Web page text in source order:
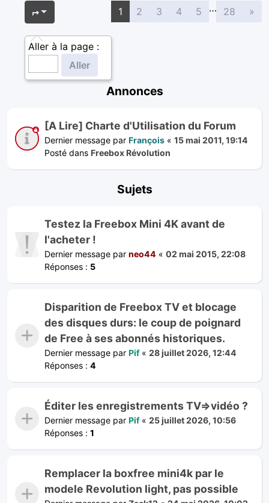
Page
Aller à la page :
1 2 3 4 5 … 28 »
Annonces
[A Lire] Charte d'Utilisation du Forum
Dernier message par François « 15 mai 2011, 19:14
Posté dans Freebox Révolution
Sujets
Testez la Freebox Mini 4K avant de
l'acheter !
Dernier message par neo44 « 02 mai 2015, 22:08
Réponses : 5
Disparition de Freebox TV et blocage
des disques durs: le coup de poignard
de Free à ses abonnés historiques.
Dernier message par Pif« 28 juillet 2026, 12:44
Réponses : 4
Éditer les enregistrements TV=>vidéo ?
Dernier message par Pif« 25 juillet 2026, 10:56
Réponses : 1
Remplacer la boxfree mini4k par le
modele Revolution light, pas possible